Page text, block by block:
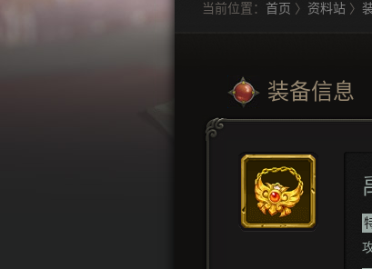
当前位置： 首页 〉 资料站 〉
装备信息